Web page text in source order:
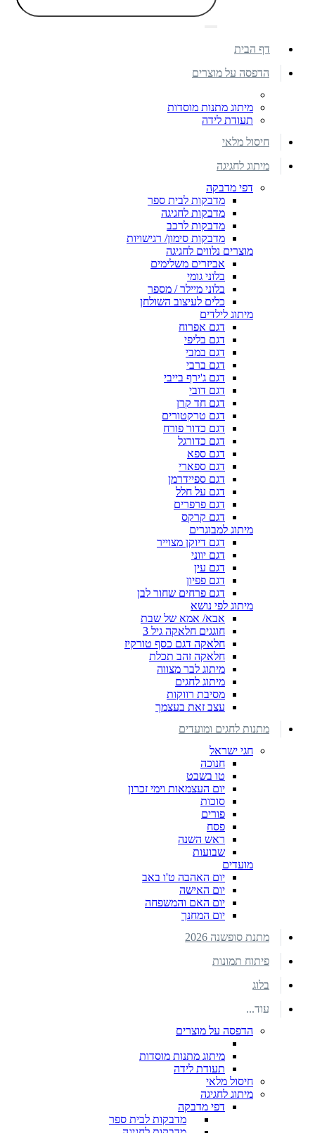
דף הבית
הדפסה על מוצרים
מיתוג מתנות מוסדות
תעודת לידה
חיסול מלאי
מיתוג לחגיגה
דפי מדבקה
מדבקות לבית ספר
מדבקות לחגיגה
מדבקות לרכב
מדבקות סימון/ רגישויות
מוצרים נלווים לחגיגה
אביזרים משלימים
בלוני גומי
בלוני מיילר / מספר
כלים לעיצוב השולחן
מיתוג לילדים
דגם אפרוח
דגם בליפי
דגם במבי
דגם ברבי
דגם ג'ירף בייבי
דגם דובי
דגם חד קרן
דגם טרקטורים
דגם כדור פורח
דגם כדורגל
דגם ספא
דגם ספארי
דגם ספיידרמן
דגם על חלל
דגם פרפרים
דגם קרקס
מיתוג למבוגרים
דגם דיוקן מצוייר
דגם יווני
דגם עין
דגם פפיון
דגם פרחים שחור לבן
מיתוג לפי נושא
אבא/ אמא של שבת
חוגגים חלאקה גיל 3
חלאקה דגם כסף טורקיז
חלאקה זהב תכלת
מיתוג לבר מצווה
מיתוג לחגים
מסיבת רווקות
עצב זאת בעצמך
מתנות לחגים ומועדים
חגי ישראל
חנוכה
טו בשבט
יום העצמאות וימי זכרון
סוכות
פורים
פסח
ראש השנה
שבועות
מועדים
יום האהבה ט'ו באב
יום האישה
יום האם והמשפחה
יום המחנך
מתנת סופשנה 2026
פיתוח תמונות
בלוג
עוד...
הדפסה על מוצרים
מיתוג מתנות מוסדות
תעודת לידה
חיסול מלאי
מיתוג לחגיגה
דפי מדבקה
מדבקות לבית ספר